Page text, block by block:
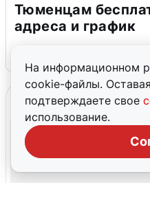
На информационном
cookie-файлы.
подтверждаете свое
использование.
Тюменцам
адреса и график